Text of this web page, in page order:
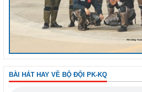
BÀI HÁT HAY VỀ BỘ ĐỘI PK-KQ